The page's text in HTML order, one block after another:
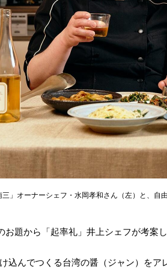
」オーナーシェフ・水岡孝和さん（左）と、自
お題から「起率礼」井上シェフが考案
込んでつくる台湾の醤（ジャン）を